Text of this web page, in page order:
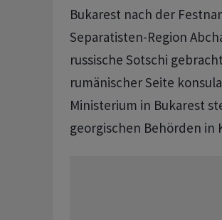
Bukarest nach der
Separatisten-Region
russische Sotschi
rumänischer Seite
Ministerium in Bukarest
georgischen Behörden in